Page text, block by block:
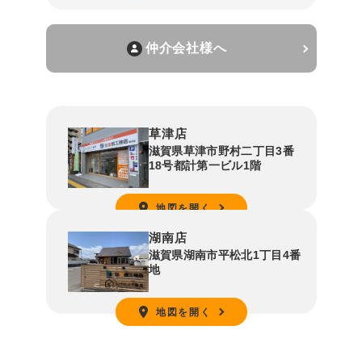
仲介会社様へ
草津店
滋賀県草津市野村二丁目3番
18号都計第一ビル1階
地図を開く
湖南店
滋賀県湖南市平松北1丁目4番
地
地図を開く